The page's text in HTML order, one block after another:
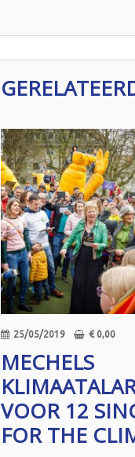
25/05/2019 €0,00
MECHELS
VOOR 12
FOR THE